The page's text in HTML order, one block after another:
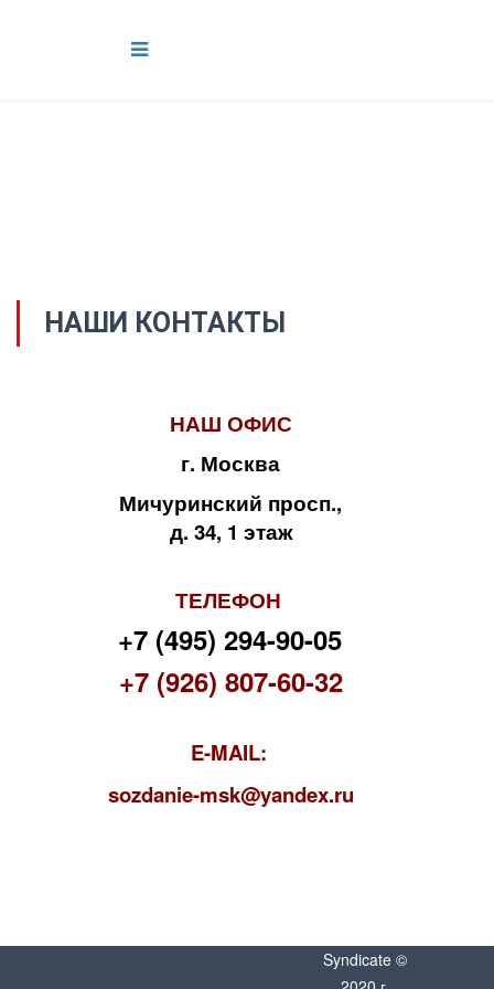
НАШИ КОНТАКТЫ
НАШ ОФИС
г. Москва
Мичуринский просп.,
д. 34, 1 этаж
ТЕЛЕФОН
+7 (495) 294-90-05
+7 (926) 807-60-32
E-MAIL:
sozdanie-msk@yandex.ru
Syndicate ©